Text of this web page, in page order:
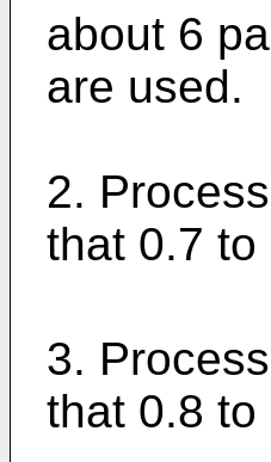
about 6
are used.
2.
that 0.7 to
3.
that 0.8 to